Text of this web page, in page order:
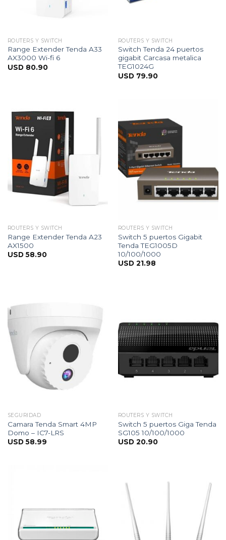
ROUTERS Y SWITCH
Range Extender Tenda A33
AX3000 Wi-fi 6
USD 80.90
ROUTERS Y SWITCH
Switch Tenda 24 puertos
gigabit Carcasa metalica
TEG1024G
USD 79.90
ROUTERS Y SWITCH
Range Extender Tenda A23
AX1500
USD58.90
ROUTERS Y SWITCH
Switch 5 puertos Gigabit
Tenda TEG1005D
10/100/1000
USD 21.98
SEGURIDAD
Camara Tenda Smart 4MP
Domo – IC7-LRS
USD58.99
ROUTERS Y SWITCH
Switch 5 puertos Giga Tenda
SG105 10/100/1000
USD 20.90